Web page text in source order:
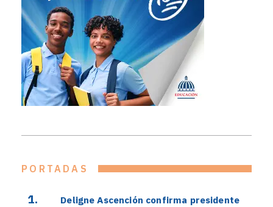
PORTADAS
Deligne Ascención confirma presidente